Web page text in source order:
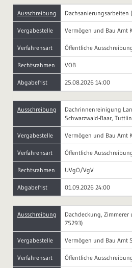
Ausschreibung Dachsanierungsarbeiten
Vergabestelle Vermögen und Bau Amt
Verfahrensart Öffentliche
Rechtsrahmen VOB
Abgabefrist 25.08.2026 14:00
Ausschreibung
Dachrinnenreinigung
Schwarzwald-Baar,
Vergabestelle Vermögen und Bau Amt
Verfahrensart Öffentliche
Rechtsrahmen UVgO/VgV
Abgabefrist 01.09.2026 24:00
Ausschreibung
Dachdeckung,
75293)
Vergabestelle Vermögen und Bau Amt
Verfahrensart Öffentliche